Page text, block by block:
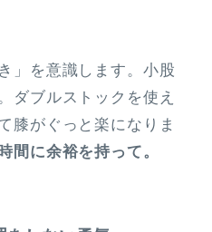
」を意識します。小股
ダブルストックを使え
膝がぐっと楽になりま
間に余裕を持って。